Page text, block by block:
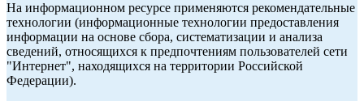
На информационном ресурсе применяются рекомендательные
технологии (информационные технологии предоставления
информации на основе сбора, систематизации и анализа
сведений, относящихся к предпочтениям пользователей сети
"Интернет", находящихся на территории Российской
Федерации).